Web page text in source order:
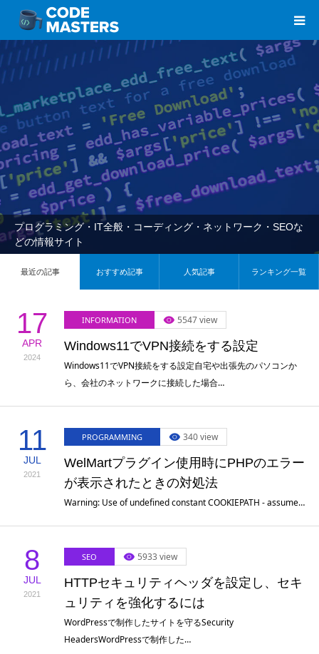
プログラミング・IT全般・コーディング・ネットワーク・SEOな
どの情報サイト
最近の記事 おすすめ記事 人気記事 ランキング一覧
17
APR
2024
INFORMATION 5547 view
Windows11でVPN接続をする設定
Windows11でVPN接続をする設定自宅や出張先のパソコンか
ら、会社のネットワークに接続した場合…
11
JUL
2021
PROGRAMMING 340 view
WelMartプラグイン使用時にPHPのエラー
が表示されたときの対処法
Warning: Use of undefined constant COOKIEPATH - assume…
8
JUL
2021
SEO 5933 view
HTTPセキュリティヘッダを設定し、セキ
ュリティを強化するには
WordPressで制作したサイトを守るSecurity
HeadersWordPressで制作した…
HOME
INFO
PROGRAMMING
NETWORK
SERVER
SCHOOL